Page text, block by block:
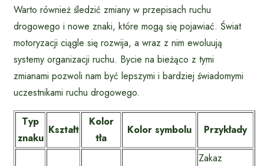
Warto również śledzić zmiany w przepisach ruchu
drogowego i nowe znaki, które mogą się pojawiać. Świat
motoryzacji ciągle się rozwija, a wraz z nim ewoluują
systemy organizacji ruchu. Bycie na bieżąco z tymi
zmianami pozwoli nam być lepszymi i bardziej świadomymi
uczestnikami ruchu drogowego.
Typ
znaku
Kształt
Kolor
tła
Kolor symbolu Przykłady
Zakaz